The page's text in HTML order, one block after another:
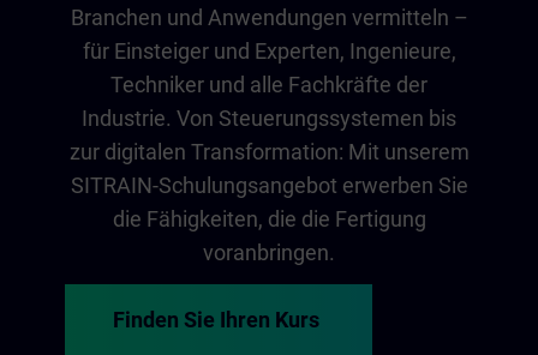
Branchen und Anwendungen vermitteln –
für Einsteiger und Experten, Ingenieure,
Techniker und alle Fachkräfte der
Industrie. Von Steuerungssystemen bis
zur digitalen Transformation: Mit unserem
SITRAIN-Schulungsangebot erwerben Sie
die Fähigkeiten, die die Fertigung
voranbringen.
Finden Sie Ihren Kurs